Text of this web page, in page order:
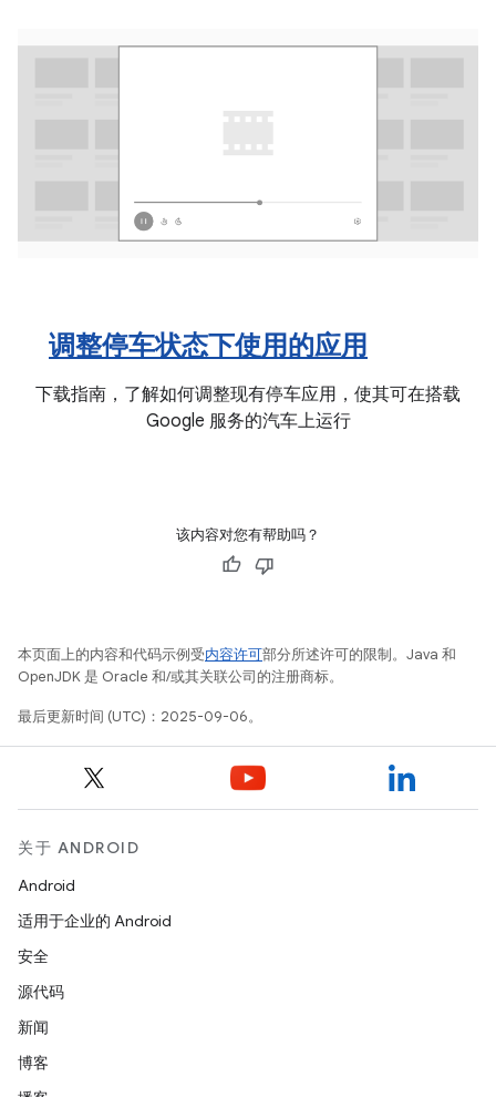
调整停车状态下使用的应用
下载指南，了解如何调整现有停车应用，使其可在搭载
Google 服务的汽车上运行
该内容对您有帮助吗？
本页面上的内容和代码示例受内容许可部分所述许可的限制。Java 和
OpenJDK 是 Oracle 和/或其关联公司的注册商标。
最后更新时间 (UTC)：2025-09-06。
关于 ANDROID
Android
适用于企业的 Android
安全
源代码
新闻
博客